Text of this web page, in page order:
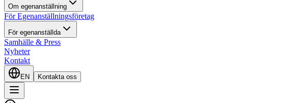
Om egenanställning
För Egenanställningsföretag
För egenanställda
Samhälle & Press
Nyheter
Kontakt
EN Kontakta oss